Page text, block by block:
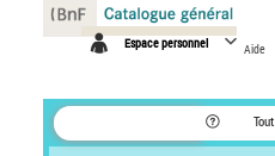
Espace personnel Aide
Tout
Panneau de gestion des cookies